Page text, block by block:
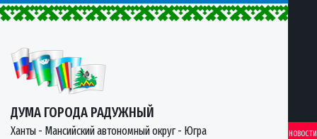
ДУМА ГОРОДА РАДУЖНЫЙ
Ханты - Мансийский автономный округ - Югра НОВОСТИ